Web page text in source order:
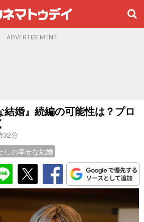
ADVERTISEMENT
結婚』続編の可能性は？プロ
32分
しの幸せな結婚